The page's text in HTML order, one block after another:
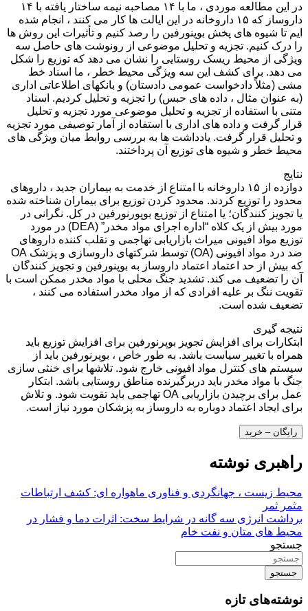
در این مطالعه موردی ، ما با ۱۴ مصاحبه نیمه ساختار یافته با ۱۴
داروساز که ۱۵ داروخانه در این ایالت ها کار می کنند ، انجام شده
ایم تا شیوه های پخش بوپنورفین را رصد کنیم و تأثیرات این روش ها
را درک کنیم. تجزیه و تحلیل موضوعی از رونوشت های حاصل سه
ویژگی از محیط ریسک روستایی را نشان می دهد که توزیع را شکل
می دهد. برای کشف این سه ویژگی محیط خطر ، ما اسناد خط
مشی (مثلاً دادخواست عمومی دادستان) و بانکهای اطلاعاتی اداری
(به عنوان مثال ، داده های حبس) را تجزیه و تحلیل کردیم. اسناد
متنی با استفاده از تجزیه و تحلیل موضوعی مورد تجزیه و تحلیل
قرار گرفت و داده های اداری با استفاده از آمار توصیفی مورد تجزیه
و تحلیل قرار گرفت. یادداشت ها به بررسی روابط میان ویژگی های
محیط خطر و شیوه های توزیع آن پرداختند.
نتایج
دوازده از ۱۵ داروخانه با امتناع از خدمت به بیماران جدید ، داروهای
محدود را توزیع کردند. محدود کردن توزیع برای بیماران شناخته شده
یا تجویز کنندگان؛ یا امتناع از توزیع بوپورنورفین در کل. نگرانی در
مورد بیش از یک کلاه “اداره اجرای مواد مخدر” (DEA) در مورد
توزیع مواد افیونی میراث بازاریابی تهاجمی و تقلب کننده داروهای
ضد درد مواد افیونی (OA) توسط شرکتهای داروسازی و پزشک OA
که بیش از حد اعتماد اعتماد داروساز به بوپنورفین و تجویز کنندگان
آن را تضعیف می کند. تشدید جنگ محلی با مواد مخدر ممکن است با
تقویت ننگ بر علیه افرادی که از مواد مخدر استفاده می کنند ،
تضعیف شده است.
نتیجه گیری
ابتکارات برای افزایش تجویز بوپرنورفین برای افزایش توزیع باید
همراه با تغییر سیاست باشد. به طور خاص ، بوپرنورفین باید از
سیستم های کنترل مواد افیونی خارج شود. تلاشها برای خنثی سازی
جنگ با مواد مخدر باید دربرگیرنده مناطق روستایی باشد. ابتکار
عمل برای برچیدن بازاریابی OA تهاجمی باید تقویت شود. و تلاش
برای ایجاد اعتماد دوباره به داروساز به پزشکان مورد نیاز است.
رایگان – خرید
راهبری نوشته
محیط زیست ، جهانگردی و فناوری ماهواره ای: کشف ارتباطات
مثمر ثمر
برداشت انرژی سه گانه در شرایط سخت: اثرات دما و فشار در
محیط های متان و نفت خام
جستجو
جستجو
نوشته‌های تازه